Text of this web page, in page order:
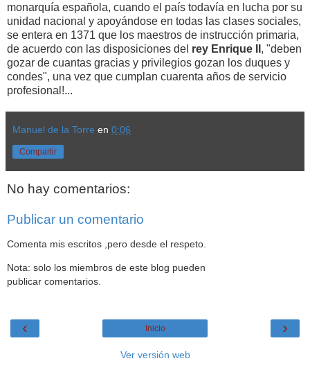
monarquía española, cuando el país todavía en lucha por su
unidad nacional y apoyándose en todas las clases sociales,
se entera en 1371 que los maestros de instrucción primaria,
de acuerdo con las disposiciones del rey Enrique II , "deben
gozar de cuantas gracias y privilegios gozan los duques y
condes", una vez que cumplan cuarenta años de servicio
profesional!...
Manuel de la Torre en 0:06
Compartir
No hay comentarios:
Publicar un comentario
Comenta mis escritos ,pero desde el respeto.
Nota: solo los miembros de este blog pueden
publicar comentarios.
‹ ›
Inicio
Ver versión web